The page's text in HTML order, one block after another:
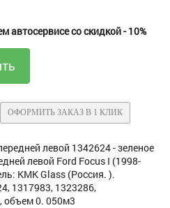
автосервисе со скидкой - 10%
ОФОРМИТЬ ЗАКАЗ В 1 КЛИК
левой 1342624 - зеленое
левой Ford Focus I (1998-
KMK Glass (Россия. ).
1317983, 1323286,
объем 0. 050м3